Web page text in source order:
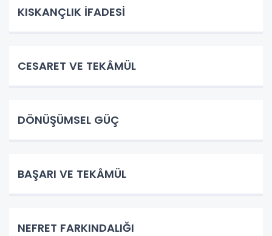
KISKANÇLIK İFADESİ
CESARET VE TEKÂMÜL
DÖNÜŞÜMSEL GÜÇ
BAŞARI VE TEKÂMÜL
NEFRET FARKINDALIĞI